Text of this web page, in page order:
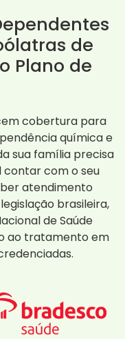
de
Plano de
cobertura para
química e
sua família precisa
contar com o seu
atendimento
brasileira,
de Saúde
ao tratamento em